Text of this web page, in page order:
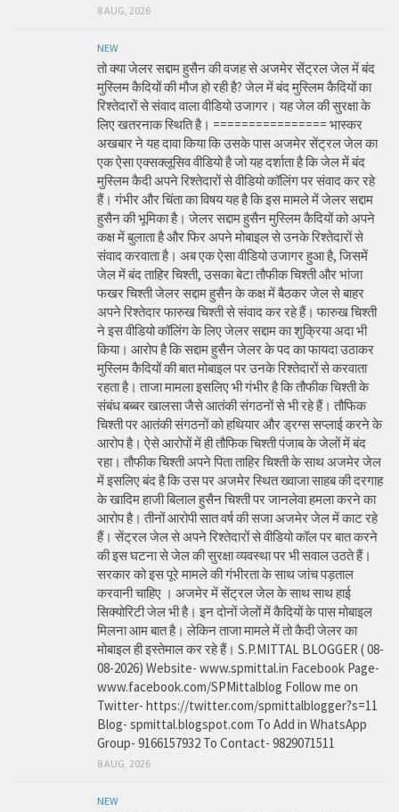
8 AUG, 2026
NEW
तो क्या जेलर सद्दाम हुसैन की वजह से अजमेर सेंट्रल जेल में बंद
मुस्लिम कैदियों की मौज हो रही है? जेल में बंद मुस्लिम कैदियों का
रिश्तेदारों से संवाद वाला वीडियो उजागर। यह जेल की सुरक्षा के
लिए खतरनाक स्थिति है। ================ भास्कर
अखबार ने यह दावा किया कि उसके पास अजमेर सेंट्रल जेल का
एक ऐसा एक्सक्लूसिव वीडियो है जो यह दर्शाता है कि जेल में बंद
मुस्लिम कैदी अपने रिश्तेदारों से वीडियो कॉलिंग पर संवाद कर रहे
हैं। गंभीर और चिंता का विषय यह है कि इस मामले में जेलर सद्दाम
हुसैन की भूमिका है। जेलर सद्दाम हुसैन मुस्लिम कैदियों को अपने
कक्ष में बुलाता है और फिर अपने मोबाइल से उनके रिश्तेदारों से
संवाद करवाता है। अब एक ऐसा वीडियो उजागर हुआ है, जिसमें
जेल में बंद ताहिर चिश्ती, उसका बेटा तौफीक चिश्ती और भांजा
फखर चिश्ती जेलर सद्दाम हुसैन के कक्ष में बैठकर जेल से बाहर
अपने रिश्तेदार फारुख चिश्ती से संवाद कर रहे हैं। फारुख चिश्ती
ने इस वीडियो कॉलिंग के लिए जेलर सद्दाम का शुक्रिया अदा भी
किया। आरोप है कि सद्दाम हुसैन जेलर के पद का फायदा उठाकर
मुस्लिम कैदियों की बात मोबाइल पर उनके रिश्तेदारों से करवाता
रहता है। ताजा मामला इसलिए भी गंभीर है कि तौफीक चिश्ती के
संबंध बब्बर खालसा जैसे आतंकी संगठनों से भी रहे हैं। तौफिक
चिश्ती पर आतंकी संगठनों को हथियार और ड्रग्स सप्लाई करने के
आरोप है। ऐसे आरोपों में ही तौफिक चिश्ती पंजाब के जेलों में बंद
रहा। तौफीक चिश्ती अपने पिता ताहिर चिश्ती के साथ अजमेर जेल
में इसलिए बंद है कि उस पर अजमेर स्थित ख्वाजा साहब की दरगाह
के खादिम हाजी बिलाल हुसैन चिश्ती पर जानलेवा हमला करने का
आरोप है। तीनों आरोपी सात वर्ष की सजा अजमेर जेल में काट रहे
हैं। सेंट्रल जेल से अपने रिश्तेदारों से वीडियो कॉल पर बात करने
की इस घटना से जेल की सुरक्षा व्यवस्था पर भी सवाल उठते हैं।
सरकार को इस पूरे मामले की गंभीरता के साथ जांच पड़ताल
करवानी चाहिए । अजमेर में सेंट्रल जेल के साथ साथ हाई
सिक्योरिटी जेल भी है। इन दोनों जेलों में कैदियों के पास मोबाइल
मिलना आम बात है। लेकिन ताजा मामले में तो कैदी जेलर का
मोबाइल ही इस्तेमाल कर रहे हैं। S.P.MITTAL BLOGGER ( 08-
08-2026) Website- www.spmittal.in Facebook Page-
www.facebook.com/SPMittalblog Follow me on
Twitter- https://twitter.com/spmittalblogger?s=11
Blog- spmittal.blogspot.com To Add in WhatsApp
Group- 9166157932 To Contact- 9829071511
8 AUG, 2026
NEW